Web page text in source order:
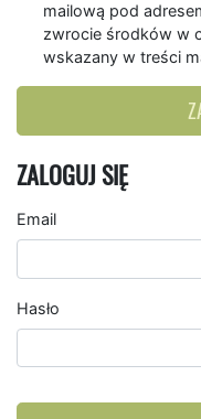
mailową pod
zwrocie środków w
wskazany w treści
ZALOGUJ SIĘ
Email
Hasło